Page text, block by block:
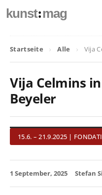
kunst:mag
Startseite Alle Vija
Vija Celmins
Beyeler
15.6. – 21.9.2025 |
1 September, 2025 Stefan